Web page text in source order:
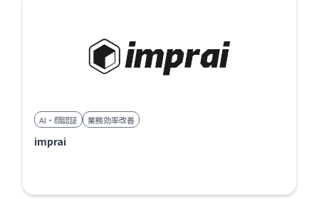
AI・顔認証 業務効率改善
imprai